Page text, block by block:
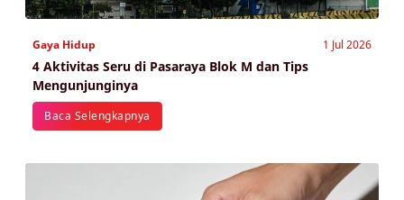
Gaya Hidup 1 Jul 2026
4 Aktivitas Seru di Pasaraya Blok M dan Tips
Mengunjunginya
Baca Selengkapnya